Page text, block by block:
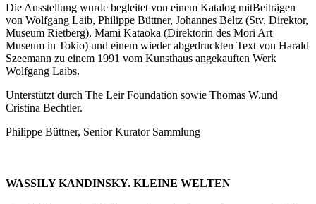
Die Ausstellung wurde begleitet von einem Katalog mitBeiträgen
von Wolfgang Laib, Philippe Büttner, Johannes Beltz (Stv. Direktor,
Museum Rietberg), Mami Kataoka (Direktorin des Mori Art
Museum in Tokio) und einem wieder abgedruckten Text von Harald
Szeemann zu einem 1991 vom Kunsthaus angekauften Werk
Wolfgang Laibs.
Unterstützt durch The Leir Foundation sowie Thomas W.und
Cristina Bechtler.
Philippe Büttner, Senior Kurator Sammlung
WASSILY KANDINSKY. KLEINE WELTEN